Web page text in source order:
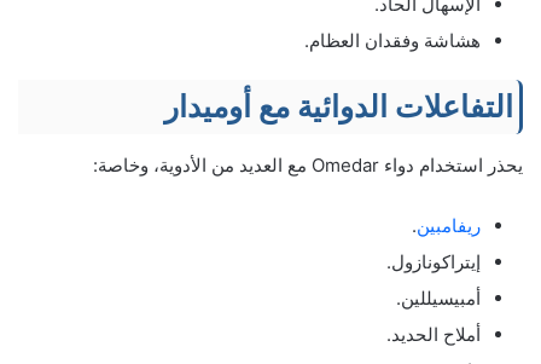
الإسهال الحاد.
هشاشة وفقدان العظام.
التفاعلات الدوائية مع أوميدار
يحذر استخدام دواء Omedar مع العديد من الأدوية، وخاصة:
ريفامبين.
إيتراكونازول.
أمبيسيللين.
أملاح الحديد.